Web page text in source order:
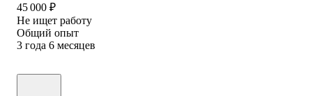
45 000 ₽
Не ищет работу
Общий опыт
3 года 6 месяцев